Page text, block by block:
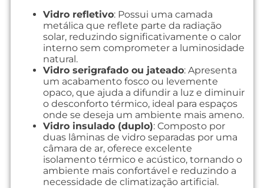
Vidro refletivo: Possui uma camada
metálica que reflete parte da radiação
solar, reduzindo significativamente o calor
interno sem comprometer a luminosidade
natural.
Vidro serigrafado ou jateado: Apresenta
um acabamento fosco ou levemente
opaco, que ajuda a difundir a luz e diminuir
o desconforto térmico, ideal para espaços
onde se deseja um ambiente mais ameno.
Vidro insulado (duplo): Composto por
duas lâminas de vidro separadas por uma
câmara de ar, oferece excelente
isolamento térmico e acústico, tornando o
ambiente mais confortável e reduzindo a
necessidade de climatização artificial.